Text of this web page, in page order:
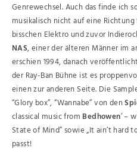
Genrewechsel. Auch das finde ich
musikalisch nicht auf eine
bisschen Elektro und zuvor
NAS, einer der älteren Männer im
erschien 1994, danach
der Ray-Ban Bühne ist es
einen zur anderen Seite. Die
“Glory box”, “Wannabe” von den
classical music from Bedhowen’ –
State of Mind” sowie „It ain’t hard
passt!